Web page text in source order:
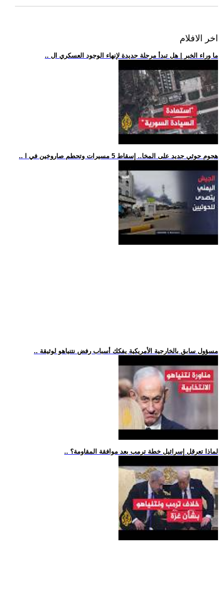
اخر الافلام
.. ما وراء الخبر | هل تبدأ مرحلة جديدة لإنهاء الوجود العسكري ال
.. هجوم حوثي جديد على المخا.. إسقاط 5 مسيرات وتحطم صاروخين في ا
.. مسؤول سابق بالخارجية الأمريكية يفكك أسباب رفض نتنياهو لوثيقة
.. لماذا تعرقل إسرائيل خطة ترمب بعد موافقة المقاومة؟